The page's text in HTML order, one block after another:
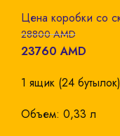
28800AMD
23760AMD
1 ящик (24 бутылок)
Объем: 0,33 л